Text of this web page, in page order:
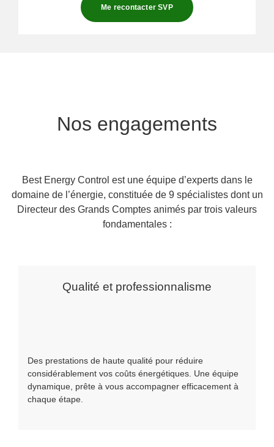
Me recontacter SVP
Nos engagements
Best Energy Control est une équipe d’experts dans le
domaine de l’énergie, constituée de 9 spécialistesdont un
Directeur des Grands Comptes animés par trois valeurs
fondamentales :
Qualité et professionnalisme
Des prestations de haute qualité pour réduire
considérablement vos coûts énergétiques. Une équipe
dynamique, prête à vous accompagner efficacement à
chaque étape.